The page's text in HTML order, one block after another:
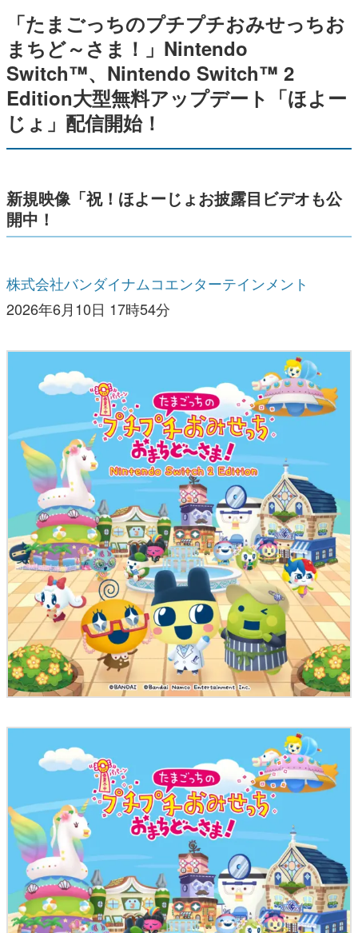
「たまごっちのプチプチおみせっちお
まちど～さま！」Nintendo
Switch™、Nintendo Switch™ 2
Edition大型無料アップデート「ほよー
じょ」配信開始！
新規映像「祝！ほよーじょお披露目ビデオも公
開中！
株式会社バンダイナムコエンターテインメント
2026年6月10日 17時54分